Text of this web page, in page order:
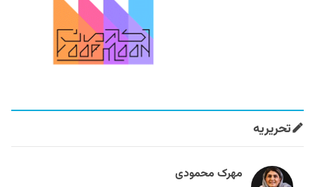
تحریریه
مهرک محمودی